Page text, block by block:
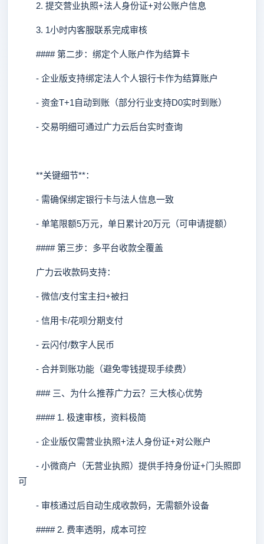
2. 提交营业执照+法人身份证+对公账户信息
3. 1小时内客服联系完成审核
#### 第二步：绑定个人账户作为结算卡
- 企业版支持绑定法人个人银行卡作为结算账户
- 资金T+1自动到账（部分行业支持D0实时到账）
- 交易明细可通过广力云后台实时查询
**关键细节**：
- 需确保绑定银行卡与法人信息一致
- 单笔限额5万元，单日累计20万元（可申请提额）
#### 第三步：多平台收款全覆盖
广力云收款码支持：
- 微信/支付宝主扫+被扫
- 信用卡/花呗分期支付
- 云闪付/数字人民币
- 合并到账功能（避免零钱提现手续费）
### 三、为什么推荐广力云？三大核心优势
#### 1. 极速审核，资料极简
- 企业版仅需营业执照+法人身份证+对公账户
- 小微商户（无营业执照）提供手持身份证+门头照即
可
- 审核通过后自动生成收款码，无需额外设备
#### 2. 费率透明，成本可控